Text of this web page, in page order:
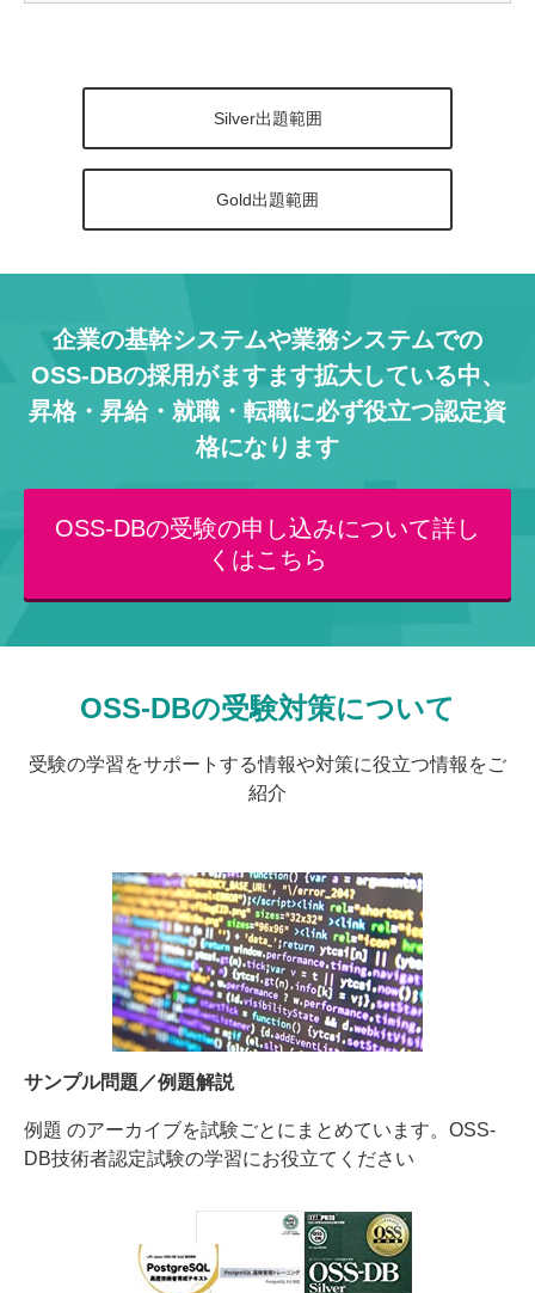
Silver出題範囲
Gold出題範囲
企業の基幹システムや業務システムでの
OSS-DBの採用がますます拡大している中、
昇格・昇給・就職・転職に必ず役立つ認定資
格になります
OSS-DBの受験の申し込みについて詳し
くはこちら
OSS-DBの受験対策について
受験の学習をサポートする情報や対策に役立つ情報をご
紹介
サンプル問題／例題解説
例題 のアーカイブを試験ごとにまとめています。OSS-
DB技術者認定試験の学習にお役立てください